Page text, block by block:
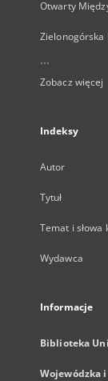
Otwarty
Zielonogórska
...
Zobacz więcej
Indeksy
Autor
Tytuł
Temat i słowa
Wydawca
Informacje
Biblioteka
Wojewódzka